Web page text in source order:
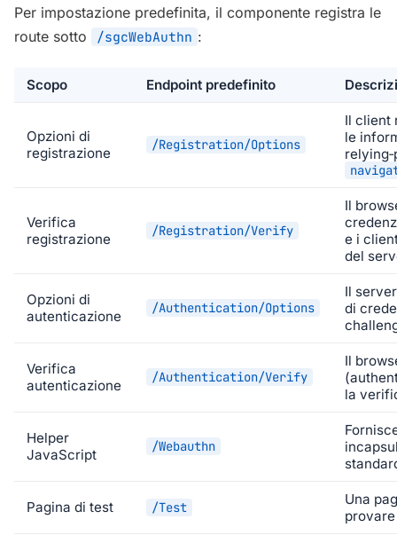
Per impostazione predefinita, il componente registra le
route sotto
/sgcWebAuthn :
Scopo Endpoint predefinito
Opzioni di
registrazione
/Registration/Options
Il client
le
Verifica
registrazione
/Registration/Verify
Il
e i
del
Opzioni di
autenticazione
/Authentication/Options
Il
di
Verifica
autenticazione
/Authentication/Verify
Il
la
Helper
JavaScript
/Webauthn
Pagina di test /Test
Una